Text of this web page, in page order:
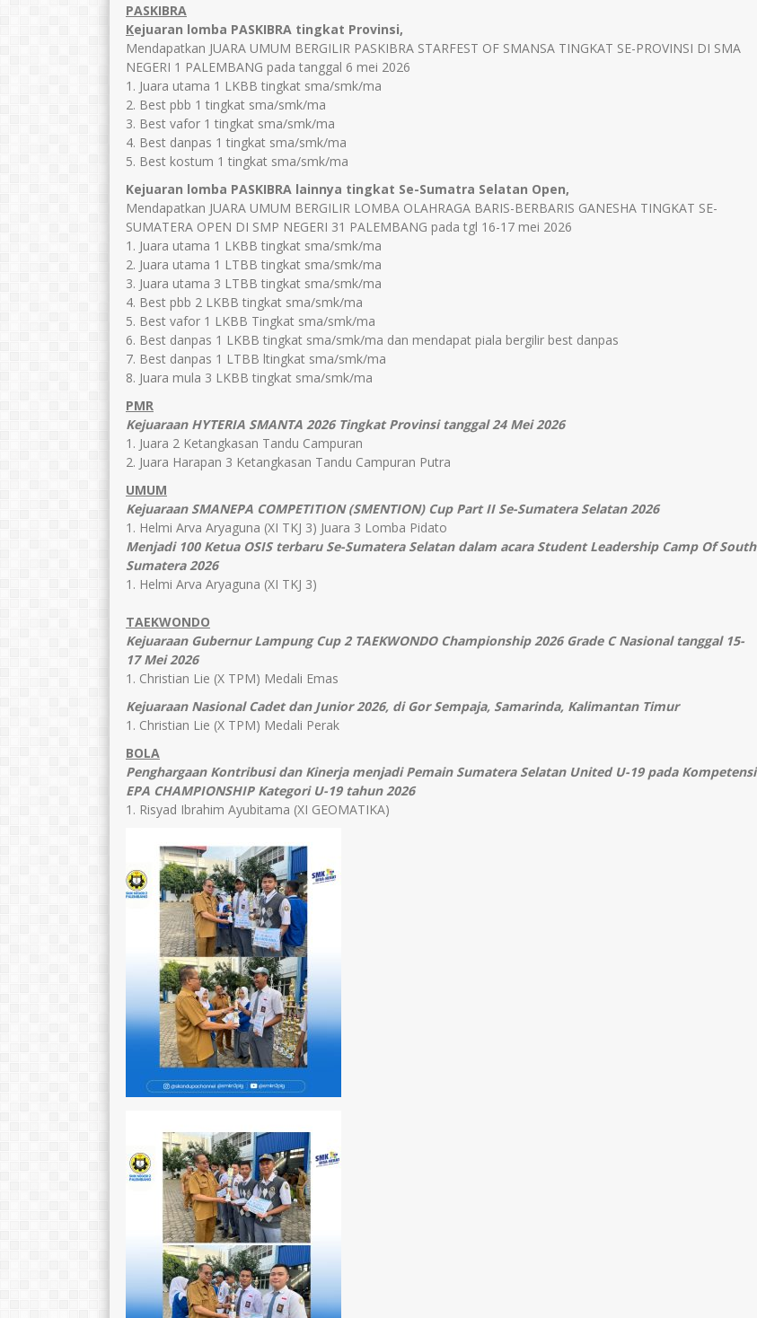
PASKIBRA
Kejuaran lomba PASKIBRA tingkat Provinsi,
Mendapatkan JUARA UMUM BERGILIR PASKIBRA STARFEST OF SMANSA TINGKAT SE-PROVINSI DI SMA
NEGERI 1 PALEMBANG pada tanggal 6 mei 2026
1. Juara utama 1 LKBB tingkat sma/smk/ma
2. Best pbb 1 tingkat sma/smk/ma
3. Best vafor 1 tingkat sma/smk/ma
4. Best danpas 1 tingkat sma/smk/ma
5. Best kostum 1 tingkat sma/smk/ma
Kejuaran lomba PASKIBRA lainnya tingkat Se-Sumatra Selatan Open,
Mendapatkan JUARA UMUM BERGILIR LOMBA OLAHRAGA BARIS-BERBARIS GANESHA TINGKAT SE-
SUMATERA OPEN DI SMP NEGERI 31 PALEMBANG pada tgl 16-17 mei 2026
1. Juara utama 1 LKBB tingkat sma/smk/ma
2. Juara utama 1 LTBB tingkat sma/smk/ma
3. Juara utama 3 LTBB tingkat sma/smk/ma
4. Best pbb 2 LKBB tingkat sma/smk/ma
5. Best vafor 1 LKBB Tingkat sma/smk/ma
6. Best danpas 1 LKBB tingkat sma/smk/ma dan mendapat piala bergilir best danpas
7. Best danpas 1 LTBB ltingkat sma/smk/ma
8. Juara mula 3 LKBB tingkat sma/smk/ma
PMR
Kejuaraan HYTERIA SMANTA 2026 Tingkat Provinsi tanggal 24 Mei 2026
1. Juara 2 Ketangkasan Tandu Campuran
2. Juara Harapan 3 Ketangkasan Tandu Campuran Putra
UMUM
Kejuaraan SMANEPA COMPETITION (SMENTION) Cup Part II Se-Sumatera Selatan 2026
1. Helmi Arva Aryaguna (XI TKJ 3) Juara 3 Lomba Pidato
Menjadi 100 Ketua OSIS terbaru Se-Sumatera Selatan dalam acara Student Leadership Camp Of South
Sumatera 2026
1. Helmi Arva Aryaguna (XI TKJ 3)
TAEKWONDO
Kejuaraan Gubernur Lampung Cup 2 TAEKWONDO Championship 2026 Grade C Nasional tanggal 15-
17 Mei 2026
1. Christian Lie (X TPM) Medali Emas
Kejuaraan Nasional Cadet dan Junior 2026, di Gor Sempaja, Samarinda, Kalimantan Timur
1. Christian Lie (X TPM) Medali Perak
BOLA
Penghargaan Kontribusi dan Kinerja menjadi Pemain Sumatera Selatan United U-19 pada Kompetensi
EPA CHAMPIONSHIP Kategori U-19 tahun 2026
1. Risyad Ibrahim Ayubitama (XI GEOMATIKA)